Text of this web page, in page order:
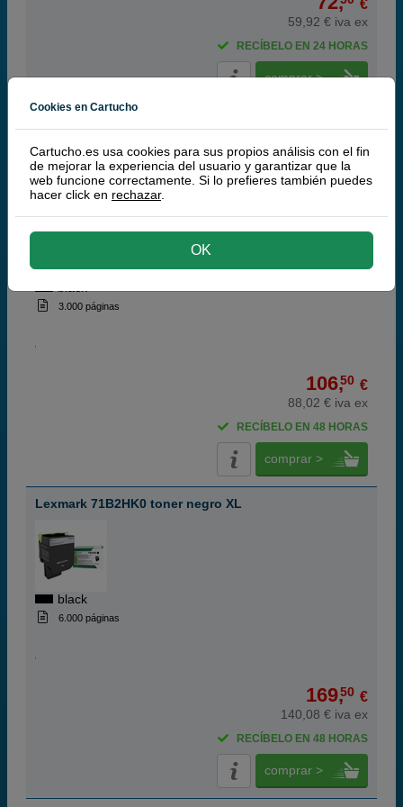
€
59,92 € iva ex
RECÍBELO EN 24 HORAS
comprar >
Lexmark
100% Cartuchos Originales Lexmark
Lexmark 71B20K0 toner negro
3.000 páginas
106,50 €
88,02 € iva ex
RECÍBELO EN 48 HORAS
comprar >
Lexmark 71B2HK0 toner negro XL
black
6.000 páginas
169,50 €
140,08 € iva ex
RECÍBELO EN 48 HORAS
comprar >
Cookies en Cartucho
Cartucho.es usa cookies para sus propios análisis con el fin
de mejorar la experiencia del usuario y garantizar que la
web funcione correctamente. Si lo prefieres también puedes
hacer click en rechazar.
OK